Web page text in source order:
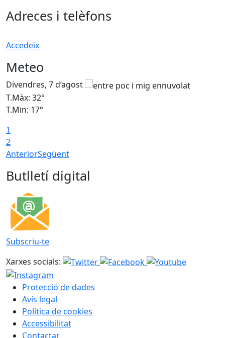
Adreces i telèfons
Accedeix
Meteo
Divendres, 7 d’agost
T.Màx: 32°
T.Min: 17°
1
2
AnteriorSegüent
Butlletí digital
Subscriu-te
Xarxes socials:
Protecció de dades
Avís legal
Política de cookies
Accessibilitat
Contactar